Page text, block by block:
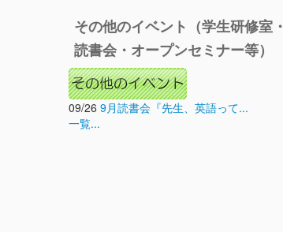
その他のイベント（学生研修室・
読書会・オープンセミナー等）
09/26 9月読書会『先生、英語って...
一覧...